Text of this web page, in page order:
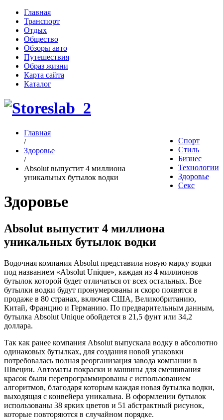
Главная
Транспорт
Отдых
Общество
Обзоры авто
Путешествия
Образ жизни
Карта сайта
Каталог
Спорт
Стиль
Бизнес
Технологии
Здоровье
Секс
Главная
/
Здоровье
/
Absolut выпустит 4 миллиона
уникальных бутылок водки
Здоровье
Absolut выпустит 4 миллиона
уникальных бутылок водки
Водочная компания Absolut представила новую марку водки
под названием «Absolut Unique», каждая из 4 миллионов
бутылок которой будет отличаться от всех остальных. Все
бутылки водки будут пронумерованы и скоро появятся в
продаже в 80 странах, включая США, Великобританию,
Китай, Францию и Германию. По предварительным данным,
бутылка Absolut Unique обойдется в 21,5 фунт или 34,2
доллара.
Так как ранее компания Absolut выпускала водку в абсолютно
одинаковых бутылках, для создания новой упаковки
потребовалась полная реорганизация завода компании в
Швеции. Автоматы покраски и машины для смешивания
красок были перепрограммированы с использованием
алгоритмов, благодаря которым каждая новая бутылка водки,
выходящая с конвейера уникальна. В оформлении бутылок
использованы 38 ярких цветов и 51 абстрактный рисунок,
которые повторяются в случайном порядке.